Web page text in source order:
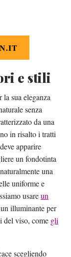
e stili
sua eleganza
senza
da una
in risalto i tratti
apparire
un fondotinta
una
uniforme e
usareun
illuminante per
del viso, come gli
scegliendo